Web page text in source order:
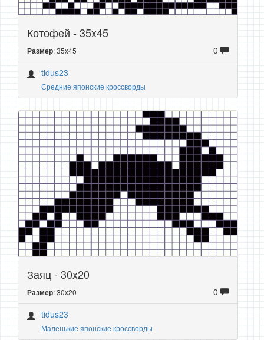
Котофей - 35x45
Размер: 35x45
0
tidus23
Средние японские кроссворды
Заяц - 30x20
Размер: 30x20
0
tidus23
Маленькие японские кроссворды